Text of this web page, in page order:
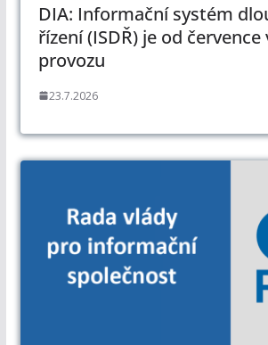
DIA: Informační systém
řízení (ISDŘ) je od
provozu
23.7.2026